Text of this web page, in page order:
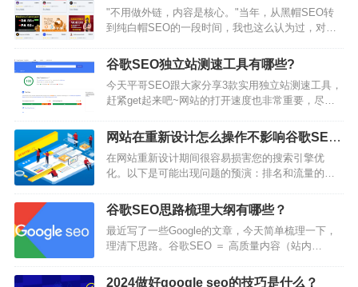
"不用做外链，内容是核心。"当年，从黑帽SEO转
到纯白帽SEO的一段时间，我也这么认为过，对外
然，今天也有不少人持有这种看法。早年的确存在
过一个谷歌流量白捡时期，甚至不需要做内容。写
一个带有目标关键词的网页标题，手工去别的网站
上丢几十条甚至上百条垃圾信息，放上自己网站链
接，所谓的垃圾外链策略，就可以获得大把优质流
量。钻漏洞会上瘾。甚至围…
谷歌SEO独立站测速工具有哪些?
今天平哥SEO跟大家分享3款实用独立站测速工具，
赶紧get起来吧~网站的打开速度也非常重要，尽量
户。没有人喜欢一个需要花很长时间去加载的页
面，如果你问搜索引擎它们的想法，它也会同意这
个观点。快速加载的网站是技术型SEO的核心组成
部分。如果你的网站页面加载时间很长，你很可能
会看到你的页面跳出率飙升，这会不利于你的排
名。用户期待一个流畅的浏览体验，网页加载…
网站在重新设计怎么操作不影响谷歌SEO
流量流失呢？
在网站重新设计期间很容易损害您的搜索引擎优
化。以下是可能出现问题的预演：排名和流量的损
移动体验不好。内部链接损坏。重复内容。例如，
该网站在重新设计期间删除了约15%的自然页面，
导致近50%的自然流量损失。有趣的是，即使随后
引用域的增长也无助于恢复流量。幸运的是，避免
这些和其他常见问题并不难——只需遵循六个简单
的规则。1.保留旧站点的备份很容易被忽视，但可…
谷歌SEO思路梳理大纲有哪些？
最近写了一些Google的文章，今天简单梳理一下，
理清下思路。谷歌SEO ＝ 高质量内容（站内
SEO ＝ 高质量内容 ＋ 合理的SEO布局合理的SEO
2024做好google seo的技巧是什么？